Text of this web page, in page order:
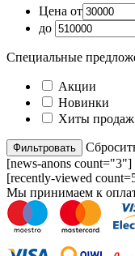
Цена от
до
Специальные
Акции
Новинки
Хиты продаж
[news-anons
[recently-viewed
Мы принимаем к